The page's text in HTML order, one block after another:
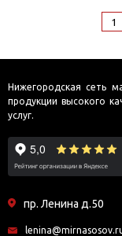
1
Нижегородская сеть
продукции высокого
услуг.
пр. Ленина д.50